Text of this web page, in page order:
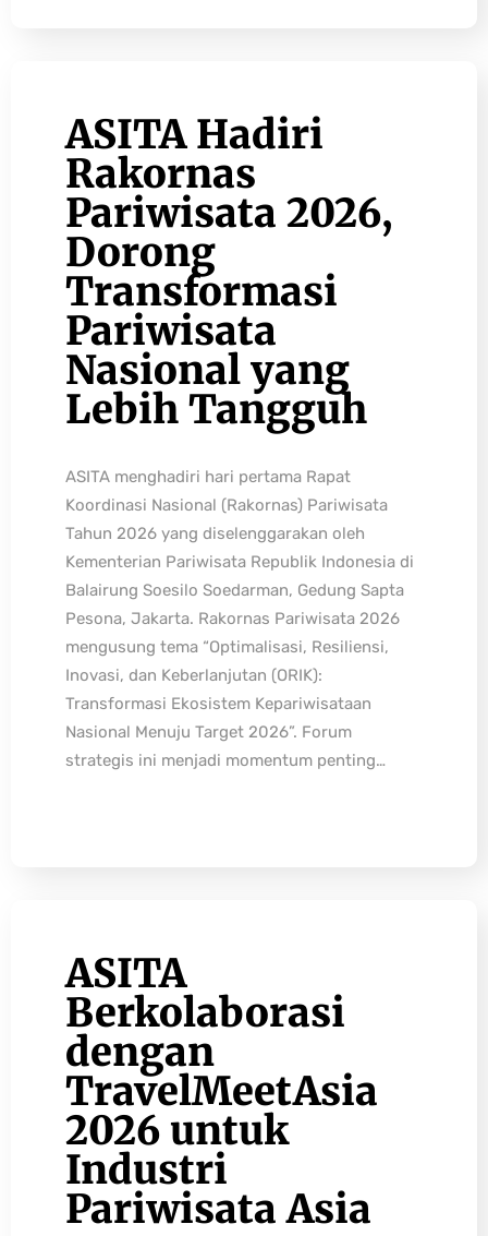
ASITA Hadiri
Rakornas
Pariwisata 2026,
Dorong
Transformasi
Pariwisata
Nasional yang
Lebih Tangguh
ASITA menghadiri hari pertama Rapat
Koordinasi Nasional (Rakornas) Pariwisata
Tahun 2026 yang diselenggarakan oleh
Kementerian Pariwisata Republik Indonesia di
Balairung Soesilo Soedarman, Gedung Sapta
Pesona, Jakarta. Rakornas Pariwisata 2026
mengusung tema “Optimalisasi, Resiliensi,
Inovasi, dan Keberlanjutan (ORIK):
Transformasi Ekosistem Kepariwisataan
Nasional Menuju Target 2026”. Forum
strategis ini menjadi momentum penting…
ASITA
Berkolaborasi
dengan
TravelMeetAsia
2026 untuk
Industri
Pariwisata Asia